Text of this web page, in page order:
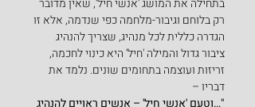
בתחילה את המושג 'אנשי חיל', שאין מדובר
רק בלוחם וגיבור-מלחמה כפי שנדמה, אלא זו
הגדרה כללית לכל מנהיג, שצריך להנהיג
ציבור גדול והמילה 'חיל' היא כינוי לחכמה,
זריזות ועוצמה בתחומים שונים. נלמד את
דבריו –
"…וטעם 'אנשי חיל' – אנשים ראויים להנהיג